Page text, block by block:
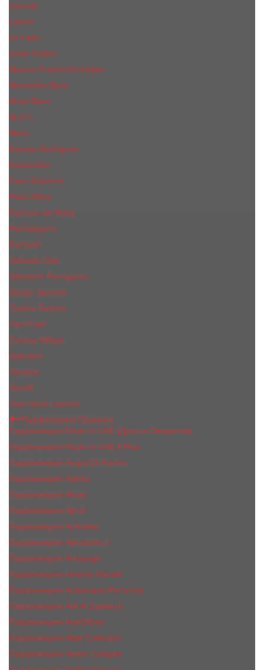
Lacoste
Lanvin
Le Labo
Louis Vuitton
Maison Francis Kurkdjian
Mercedes-Benz
Mont Blanc
M.А.C.
Mexx
Narciso Rodriguez
Nasomatto
Paco Rabanne
Paris Hilton
Parfums de Marly
Penhaligon​'s
RicHarD
Salvador Dali
Salvatore Ferragamo
Sergio Tacchini
Tiziana Terenzi
Tom Ford
Tommy Hilfiger
Valentino
Versace
Xerjoff
Yves Saint Laurent
Парфюмерия Премиум
Парфюмерия Made In UAE (Духи из Эмиратов)
Парфюмерия Made In UAE A Plus
Парфюмерия Acqua Di Parma
Парфюмерия Adisha
Парфюмерия Afnan
Парфюмерия Ajmal
Парфюмерия Aj Arabia
Парфюмерия Alexandre J.
Парфюмерия Amouage
Парфюмерия Antonio Maretti
Парфюмерия Arabesque Perfumes
Парфюмерия Ard Al Zaafaran
Парфюмерия ArteOlfatto
Парфюмерия Attar Collection
Парфюмерия Atelier Cologne